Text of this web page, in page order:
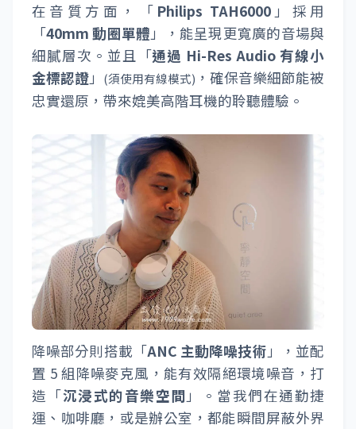
在音質方面，「 Philips TAH6000」採用
「40mm 動圈單體」，能呈現更寬廣的音場與
細膩層次。並且「通過 Hi-Res Audio 有線小
金標認證」 (須使用有線模式) ，確保音樂細節能被
忠實還原，帶來媲美高階耳機的聆聽體驗。
降噪部分則搭載「ANC 主動降噪技術」，並配
置 5 組降噪麥克風，能有效隔絕環境噪音，打
造「沉浸式的音樂空間」。當我們在通勤捷
運、咖啡廳，或是辦公室，都能瞬間屏蔽外界